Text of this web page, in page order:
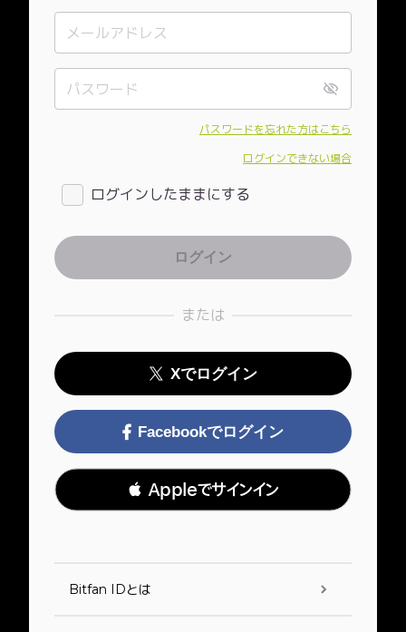
パスワードを忘れた方はこちら
ログインできない場合
ログインしたままにする
または
Xでログイン
Facebookでログイン
 Appleでサインイン
Bitfan IDとは